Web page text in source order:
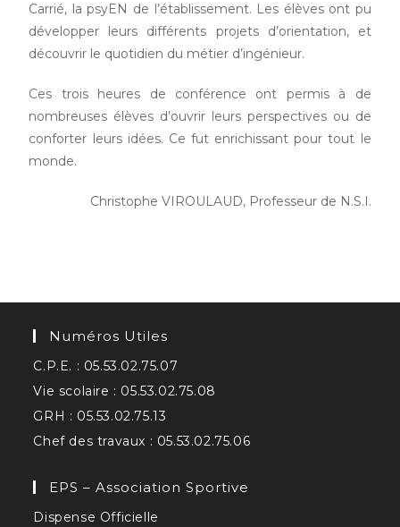
Carrié, la psyEN de l’établissement. Les élèves ont pu
développer leurs différents projets d’orientation, et
découvrir le quotidien du métier d’ingénieur.
Ces trois heures de conférence ont permis à de
nombreuses élèves d’ouvrir leurs perspectives ou de
conforter leurs idées. Ce fut enrichissant pour tout le
monde.
Christophe VIROULAUD, Professeur de N.S.I.
Numéros Utiles
C.P.E. : 05.53.02.75.07
Vie scolaire : 05.53.02.75.08
GRH : 05.53.02.75.13
Chef des travaux : 05.53.02.75.06
EPS – Association Sportive
Dispense Officielle